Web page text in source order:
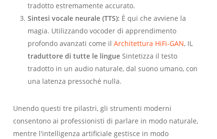
tradotto estremamente accurato.
Sintesi vocale neurale (TTS): È qui che avviene la
magia. Utilizzando vocoder di apprendimento
profondo avanzati come il Architettura HiFi-GAN, IL
traduttore di tutte le lingueSintetizza il testo
tradotto in un audio naturale, dal suono umano, con
una latenza pressoché nulla.
Unendo questi tre pilastri, gli strumenti moderni
consentono ai professionisti di parlare in modo naturale,
mentre l'intelligenza artificiale gestisce in modo